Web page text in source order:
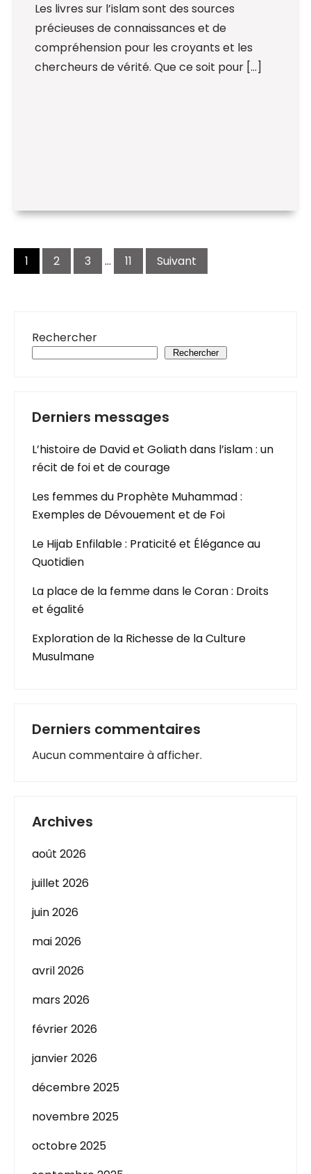
Les livres sur l’islam sont des sources
précieuses de connaissances et de
compréhension pour les croyants et les
chercheurs de vérité. Que ce soit pour […]
Navigation
des
articles
1 2 3 … 11 Suivant
Rechercher
Rechercher
Derniers messages
L’histoire de David et Goliath dans l’islam : un
récit de foi et de courage
Les femmes du Prophète Muhammad :
Exemples de Dévouement et de Foi
Le Hijab Enfilable : Praticité et Élégance au
Quotidien
La place de la femme dans le Coran : Droits
et égalité
Exploration de la Richesse de la Culture
Musulmane
Derniers commentaires
Aucun commentaire à afficher.
Archives
août 2026
juillet 2026
juin 2026
mai 2026
avril 2026
mars 2026
février 2026
janvier 2026
décembre 2025
novembre 2025
octobre 2025